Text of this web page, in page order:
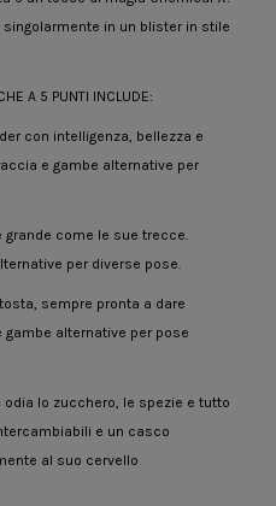
in un blister in stile
A 5 PUNTI INCLUDE:
con intelligenza, bellezza e
e gambe alternative per
grande come le sue trecce.
per diverse pose.
sempre pronta a dare
alternative per pose
odia lo zucchero, le spezie e tutto
e un casco
al suo cervello